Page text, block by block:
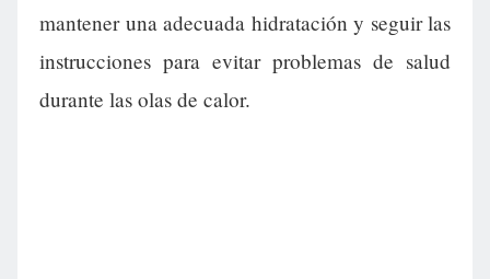
mantener una adecuada hidratación y seguir las
instrucciones para evitar problemas de salud
durante las olas de calor.